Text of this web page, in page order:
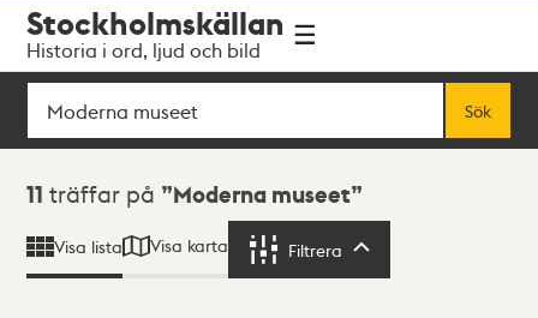
navigationen
huvudinnehållet
Stockholmskällan
Historia i ord, ljud och bild
Sök
Sök
Sökresultat
11 träffar på Moderna museet
Visa lista Visa karta Filtrera